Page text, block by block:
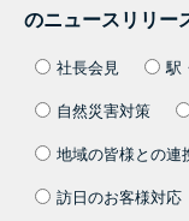
のニュースリリー
社長会見 駅
自然災害対策
地域の皆様との連
訪日のお客様対応